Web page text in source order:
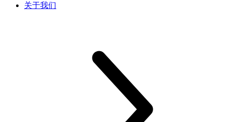
关于我们